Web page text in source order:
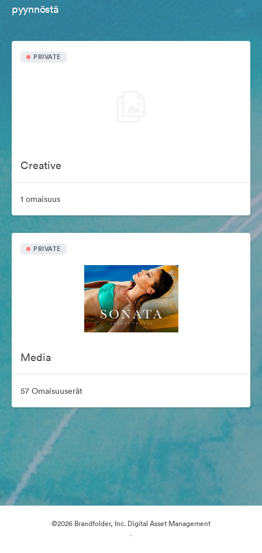
pyynnöstä
PRIVATE
Creative
1 omaisuus
PRIVATE
Media
57 Omaisuuserät
©2026 Brandfolder, Inc. Digital Asset Management
·